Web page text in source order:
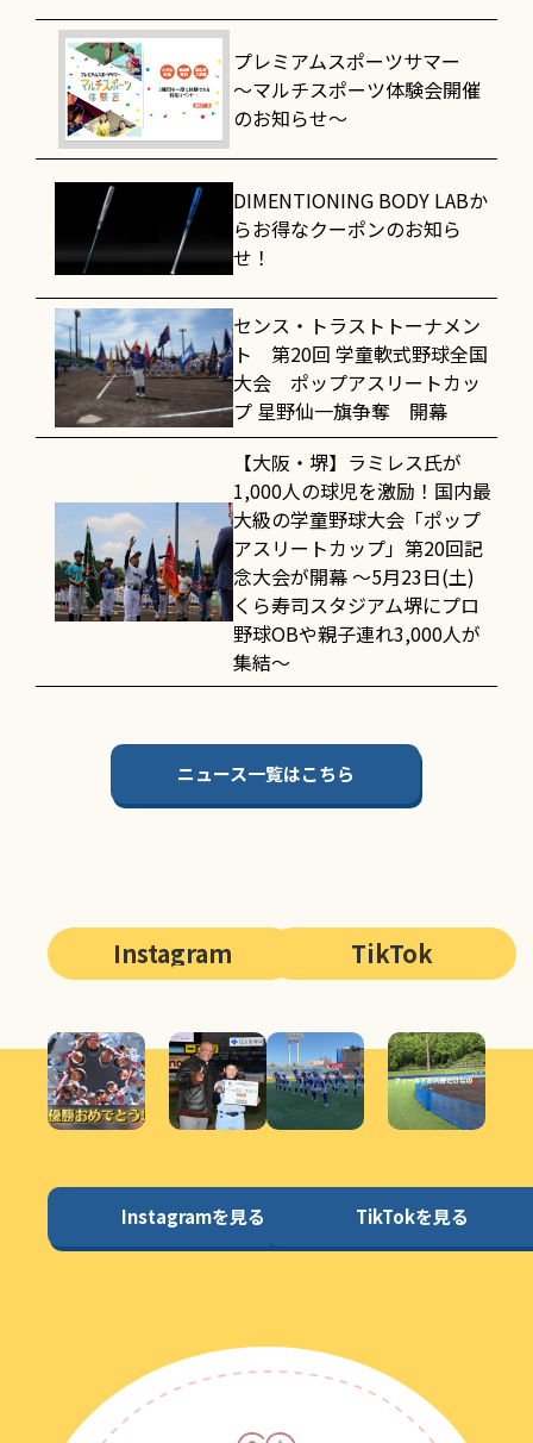
プレミアムスポーツサマー
～マルチスポーツ体験会開催
のお知らせ～
DIMENTIONING BODY LABか
らお得なクーポンのお知ら
せ！
センス・トラストトーナメン
ト 第20回 学童軟式野球全国
大会 ポップアスリートカッ
プ 星野仙一旗争奪 開幕
【大阪・堺】ラミレス氏が
1,000人の球児を激励！国内最
大級の学童野球大会「ポップ
アスリートカップ」第20回記
念大会が開幕 〜5月23日(土)
くら寿司スタジアム堺にプロ
野球OBや親子連れ3,000人が
集結〜
ニュース一覧はこちら
Instagram
Instagramを見る
TikTok
TikTokを見る